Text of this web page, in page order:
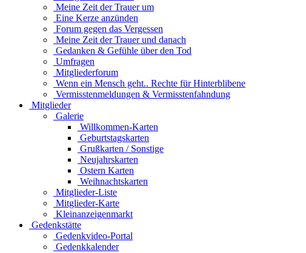
Meine Zeit der Trauer um
Eine Kerze anzünden
Forum gegen das Vergessen
Meine Zeit der Trauer und danach
Gedanken & Gefühle über den Tod
Umfragen
Mitgliederforum
Wenn ein Mensch geht.. Rechte für Hinterblibene
Vermisstenmeldungen & Vermisstenfahndung
Mitglieder
Galerie
Willkommen-Karten
Geburtstagskarten
Grußkarten / Sonstige
Neujahrskarten
Ostern Karten
Weihnachtskarten
Mitglieder-Liste
Mitglieder-Karte
Kleinanzeigenmarkt
Gedenkstätte
Gedenkvideo-Portal
Gedenkkalender